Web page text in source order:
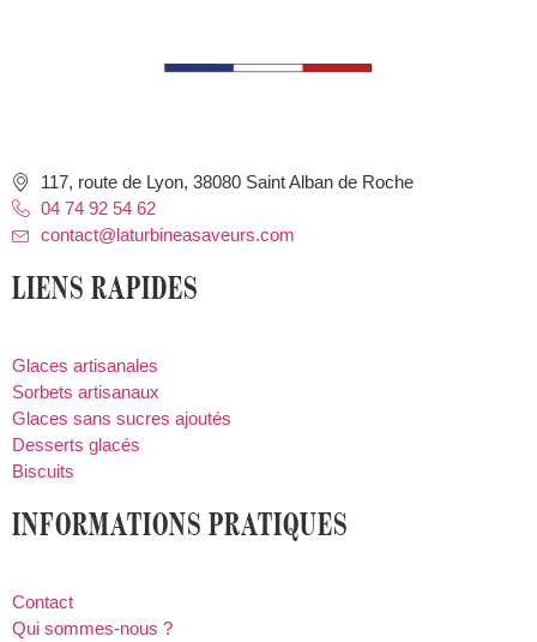
117, route de Lyon, 38080 Saint Alban de Roche
04 74 92 54 62
contact@laturbineasaveurs.com
LIENS RAPIDES
Glaces artisanales
Sorbets artisanaux
Glaces sans sucres ajoutés
Desserts glacés
Biscuits
INFORMATIONS PRATIQUES
Contact
Qui sommes-nous ?